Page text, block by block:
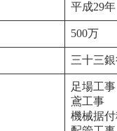
平成29
500万
三十三
足場工事
鳶工事
機械据